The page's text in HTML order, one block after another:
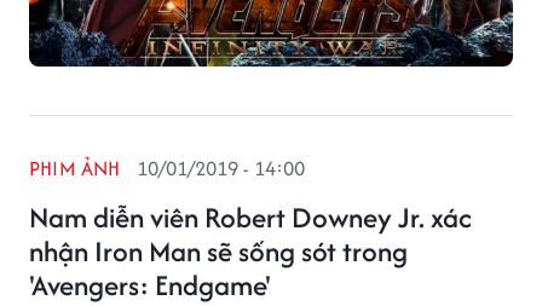
Nam diễn viên Robert Downey Jr. xác
nhận Iron Man sẽ sống sót trong
'Avengers: Endgame'
PHIM ẢNH 10/01/2019 - 14:00